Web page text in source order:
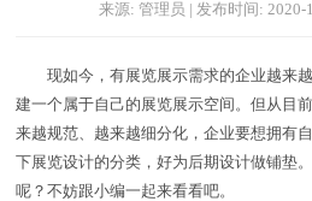
来源: 管理员 | 发布时间: 2020-
现如今，有展览展示需求的企业越来越
建一个属于自己的展览展示空间。但从目
来越规范、越来越细分化，企业要想拥有
下展览设计的分类，好为后期设计做铺垫
呢？不妨跟小编一起来看看吧。